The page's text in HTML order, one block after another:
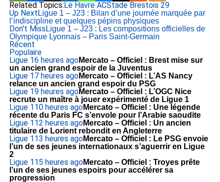
Related Topics:Le Havre ACStade Brestois 29
Up Next Ligue 1 – J23 : Bilan d’une journée marquée par
l’indiscipline et quelques pépins physiques
Don't Miss Ligue 1 – J23 : Les compositions officielles de
Olympique Lyonnais – Paris Saint-Germain
Récent
Populaire
Ligue 16 heures agoMercato – Officiel : Brest mise sur
un ancien grand espoir de la Juventus
Ligue 17 heures agoMercato – Officiel : L’AS Nancy
relance un ancien grand espoir du PSG
Ligue 19 heures agoMercato – Officiel : L’OGC Nice
recrute un maître à jouer expérimenté de Ligue 1
Ligue 110 heures agoMercato – Officiel : Une légende
récente du Paris FC s’envole pour l’Arabie saoudite
Ligue 112 heures agoMercato – Officiel : Un ancien
titulaire de Lorient rebondit en Angleterre
Ligue 113 heures agoMercato – Officiel : Le PSG envoie
l’un de ses jeunes internationaux s’aguerrir en Ligue
2
Ligue 115 heures agoMercato – Officiel : Troyes prête
l’un de ses jeunes espoirs pour accélérer sa
progression